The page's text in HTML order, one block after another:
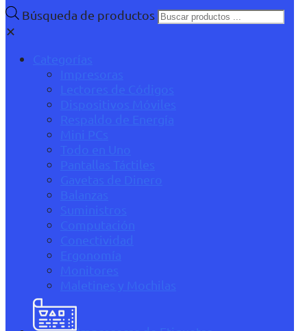
Búsqueda de productos
✕
Categorías
Impresoras
Lectores de Códigos
Dispositivos Móviles
Respaldo de Energía
Mini PCs
Todo en Uno
Pantallas Táctiles
Gavetas de Dinero
Balanzas
Suministros
Computación
Conectividad
Ergonomía
Monitores
Maletines y Mochilas